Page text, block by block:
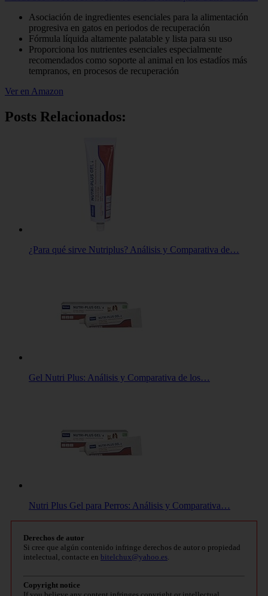
Asociación de ingredientes esenciales para la alimentación
progresiva en gatos en periodos de recuperación
Fórmula líquida altamente palatable y lista para su uso
Proporciona los nutrientes esenciales especialmente
recomendados como soporte al animal en los estadíos más
tempranos, en procesos de recuperación
Ver en Amazon
Posts Relacionados:
¿Para qué sirve Nutriplus? Análisis y Comparativa de…
Gel Nutri Plus: Análisis y Comparativa de los…
Nutri Plus Gel para Perros: Análisis y Comparativa…
Derechos de autor
Si cree que algún contenido infringe derechos de autor o propiedad
intelectual, contacte en bitelchux@yahoo.es.
Copyright notice